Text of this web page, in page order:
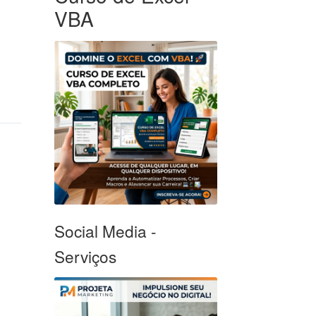
VBA
Social Media -
Serviços